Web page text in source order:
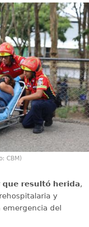
CBM)
que resultó herida,
y
del